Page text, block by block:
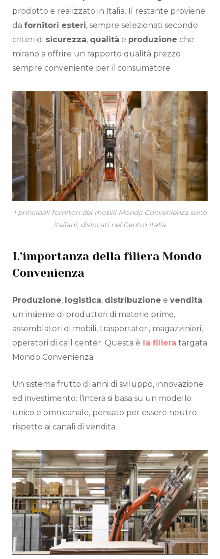
prodotto e realizzato in Italia. Il restante proviene
da fornitori esteri, sempre selezionati secondo
criteri di sicurezza, qualità e produzione che
mirano a offrire un rapporto qualità prezzo
sempre conveniente per il consumatore.
I principali fornitori dei mobili Mondo Convenienza sono
italiani, dislocati nel Centro Italia.
L’importanza della filiera Mondo
Convenienza
Produzione, logistica, distribuzione e vendita:
un insieme di produttori di materie prime,
assemblatori di mobili, trasportatori, magazzinieri,
operatori di call center. Questa è
la filiera targata
Mondo Convenienza.
Un sistema frutto di anni di sviluppo, innovazione
ed investimento: l’intera si basa su un modello
unico e omnicanale, pensato per essere neutro
rispetto ai canali di vendita.